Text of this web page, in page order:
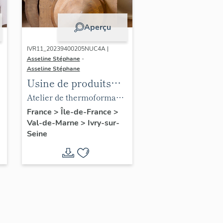
Ateliers de
Technochimie
Aperçu
IVR11_20239400205NUC4A |
Asseline Stéphane -
Asseline Stéphane
Usine de produits
chimiques Poulenc
Frères, puis usine
d'engrais de la
Société Française du
Lysol, puis usine de
chaudronnerie et
Atelier de thermoformage.
Moule de forme conique.
France > Île-de-France >
Val-de-Marne > Ivry-sur-
Seine